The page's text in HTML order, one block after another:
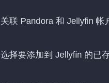
关联 Pandora 和 Jellyfin 帐
选择要添加到 Jellyfin 的已